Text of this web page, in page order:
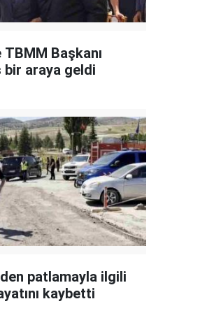
Başkanı
bir araya geldi
patlamayla ilgili
kaybetti